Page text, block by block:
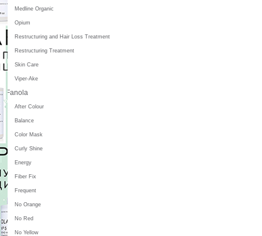
Medline Organic
Opium
Restructuring and Hair Loss Treatment
Restructuring Treatment
Skin Care
Viper-Ake
Fanola
After Colour
Balance
Color Mask
Curly Shine
Energy
Fiber Fix
Frequent
No Orange
No Red
No Yellow